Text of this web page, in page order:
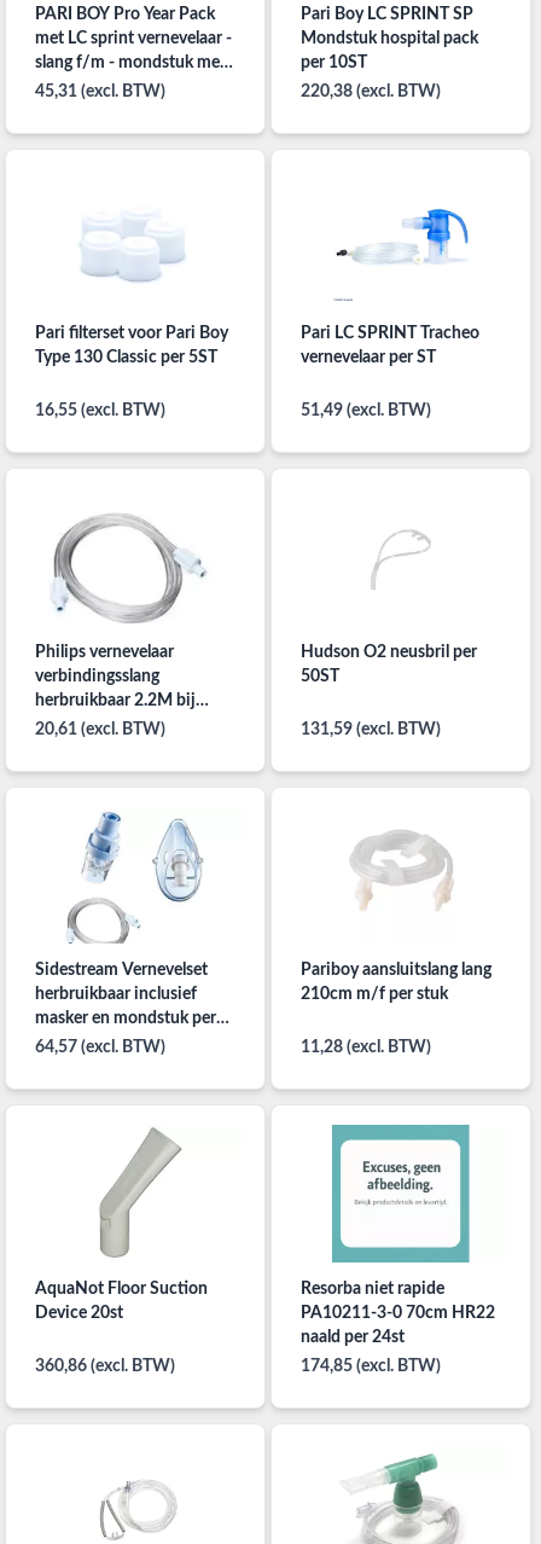
PARI BOY Pro Year Pack
met LC sprint vernevelaar -
slang f/m - mondstuk met
extra fijn rode vernevelstuk
45,31 (excl. BTW)
Pari Boy LC SPRINT SP
Mondstuk hospital pack
per 10ST
220,38 (excl. BTW)
Pari filterset voor Pari Boy
Type 130 Classic per 5ST
16,55 (excl. BTW)
Pari LC SPRINT Tracheo
vernevelaar per ST
51,49 (excl. BTW)
Philips vernevelaar
verbindingsslang
herbruikbaar 2.2M bij
3mm
20,61 (excl. BTW)
Hudson O2 neusbril per
50ST
131,59 (excl. BTW)
Sidestream Vernevelset
herbruikbaar inclusief
masker en mondstuk per
ST
64,57 (excl. BTW)
Pariboy aansluitslang lang
210cm m/f per stuk
11,28 (excl. BTW)
AquaNot Floor Suction
Device 20st
360,86 (excl. BTW)
Resorba niet rapide
PA10211-3-0 70cm HR22
naald per 24st
174,85 (excl. BTW)